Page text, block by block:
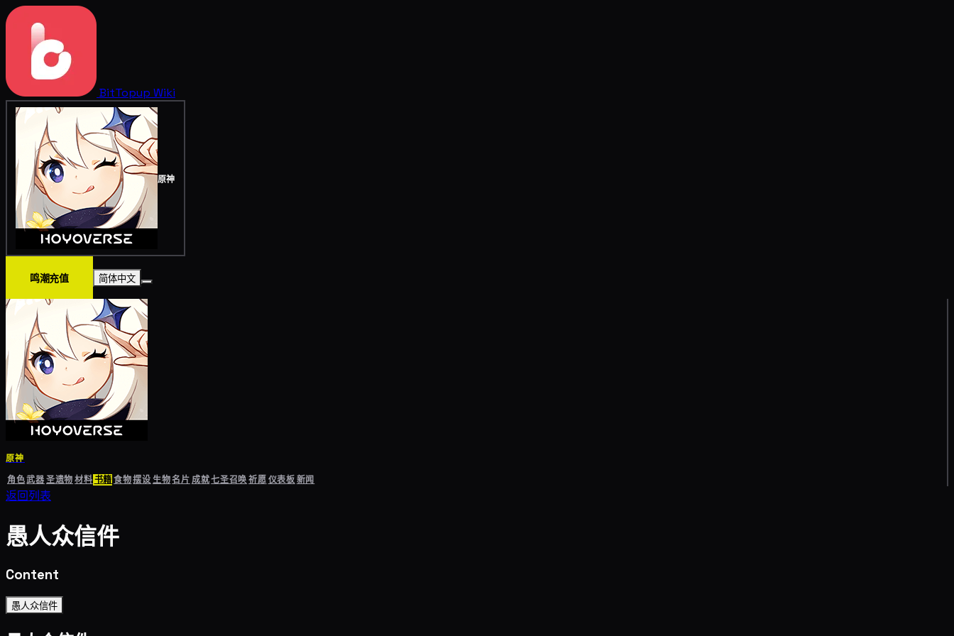
BitTopup Wiki
原神
鸣潮充值 简体中文
原神
角色武器圣遗物材料书籍食物摆设生物名片成就七圣召唤祈愿仪表板新闻
返回列表
愚人众信件
Content
愚人众信件